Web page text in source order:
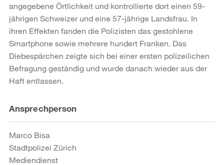
angegebene Örtlichkeit und kontrollierte dort einen 59-
jährigen Schweizer und eine 57-jährige Landsfrau. In
ihren Effekten fanden die Polizisten das gestohlene
Smartphone sowie mehrere hundert Franken. Das
Diebespärchen zeigte sich bei einer ersten polizeilichen
Befragung geständig und wurde danach wieder aus der
Haft entlassen.
Weitere
Informationen
Ansprechperson
Marco Bisa
Stadtpolizei Zürich
Mediendienst